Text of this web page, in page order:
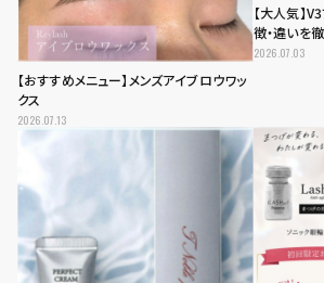
【おすすめメニュー】メンズアイブロウワッ
クス
2026.07.13
【大人気】
徴・違いを
2026.07.03